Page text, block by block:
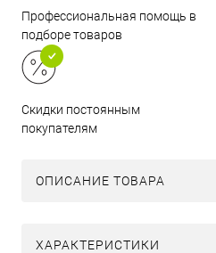
Профессиональная помощь в
подборе товаров
Скидки постоянным
покупателям
ОПИСАНИЕ ТОВАРА
ХАРАКТЕРИСТИКИ